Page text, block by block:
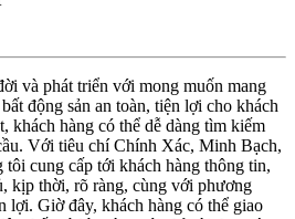
và phát triển với mong muốn mang
động sản an toàn, tiện lợi cho khách
khách hàng có thể dễ dàng tìm kiếm
Với tiêu chí Chính Xác, Minh Bạch,
cung cấp tới khách hàng thông tin,
kịp thời, rõ ràng, cùng với phương
lợi. Giờ đây, khách hàng có thể giao